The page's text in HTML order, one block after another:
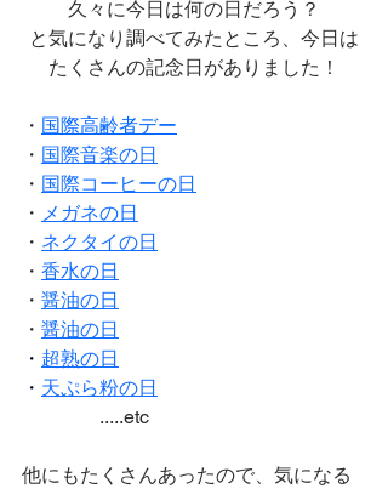
久々に今日は何の日だろう？
と気になり調べてみたところ、今日は
たくさんの記念日がありました！
・ 国際高齢者デー
・ 国際音楽の日
・ 国際コーヒーの日
・ メガネの日
・ ネクタイの日
・ 香水の日
・ 醤油の日
・ 醤油の日
・ 超熟の日
・ 天ぷら粉の日
.....etc
他にもたくさんあったので、気になる